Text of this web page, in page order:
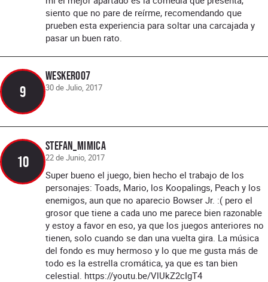
siento que no pare de reírme, recomendando que
prueben esta experiencia para soltar una carcajada y
pasar un buen rato.
9
wesker007
30 de Julio, 2017
10
Stefan_Mimica
22 de Junio, 2017
Super bueno el juego, bien hecho el trabajo de los
personajes: Toads, Mario, los Koopalings, Peach y los
enemigos, aun que no aparecio Bowser Jr. :( pero el
grosor que tiene a cada uno me parece bien razonable
y estoy a favor en eso, ya que los juegos anteriores no
tienen, solo cuando se dan una vuelta gira. La música
del fondo es muy hermoso y lo que me gusta más de
todo es la estrella cromática, ya que es tan bien
celestial. https://youtu.be/VlUkZ2cIgT4